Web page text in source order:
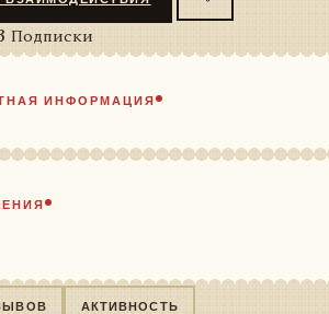
Подписки
ИНФОРМАЦИЯ
АКТИВНОСТЬ